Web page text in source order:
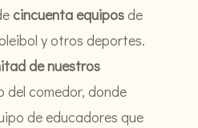
cincuenta equiposde
y otros deportes.
de nuestros
del comedor, donde
de educadores que